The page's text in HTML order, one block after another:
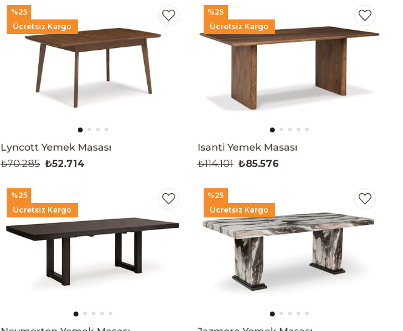
Lyncott Yemek Masası
₺52.714
₺70.285
Ücretsiz Kargo
%25
Isanti Yemek Masası
₺85.576
₺114.101
Ücretsiz Kargo
%25
Ücretsiz Kargo
%25
Ücretsiz Kargo
%25